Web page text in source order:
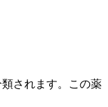
されます。この薬